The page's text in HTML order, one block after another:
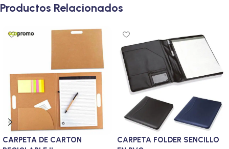
Productos Relacionados
CARPETA DE CARTON
CARPETA FOLDER SENCILLO